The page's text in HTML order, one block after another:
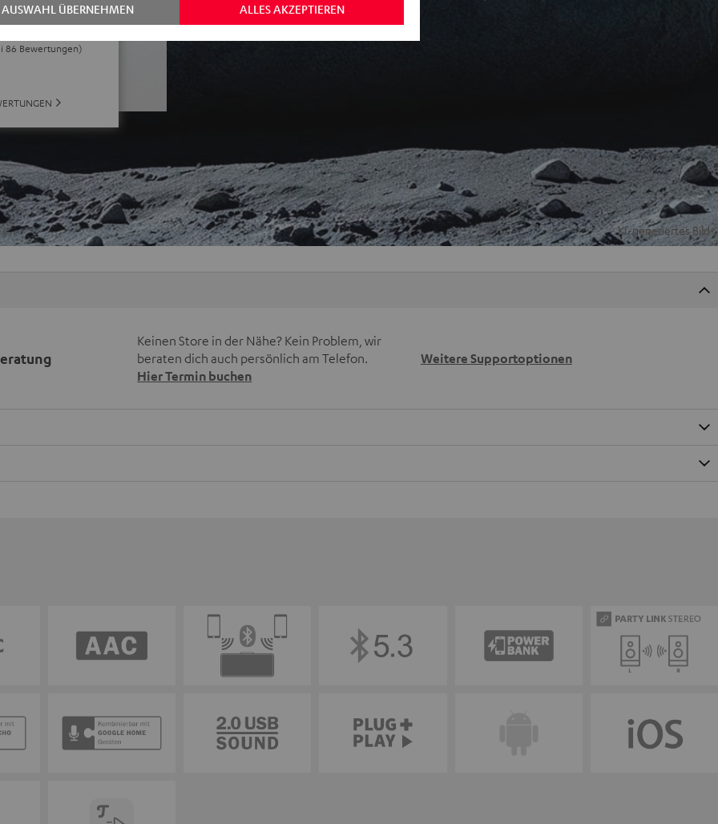
86 Bewertungen)
Keinen Store in der Nähe? Kein Problem, wir
beraten dich auch persönlich am Telefon.
Hier Termin buchen
Weitere Supportoptionen
ALLES AKZEPTIEREN
AUSWAHL ÜBERNEHMEN